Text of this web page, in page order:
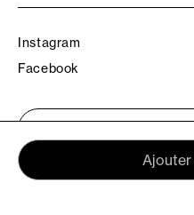
Ajouter
Instagram
Facebook